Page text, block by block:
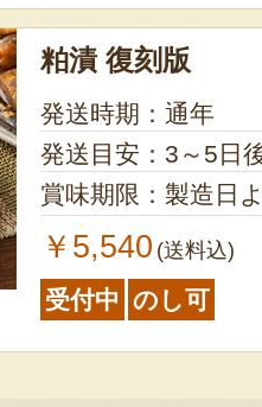
粕漬 復刻版
発送時期：通年
発送目安：3～5日
賞味期限：製造日
￥5,540 (送料込)
受付中 のし可